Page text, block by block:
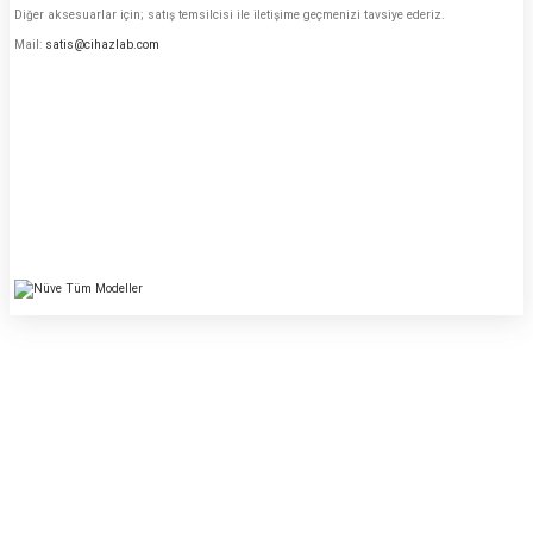
Diğer aksesuarlar için; satış temsilcisi ile iletişime geçmenizi tavsiye ederiz.
Mail: satis@cihazlab.com